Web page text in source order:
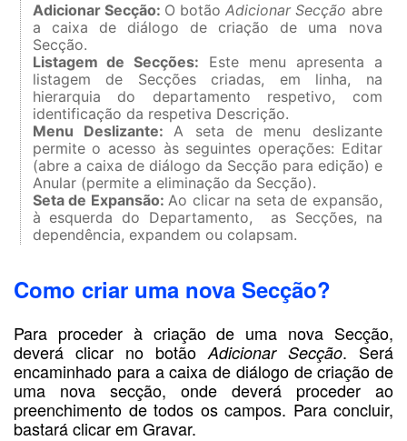
Adicionar Secção: O botãoAdicionar Secção abre
a caixa de diálogo de criação de uma nova
Secção.
Listagem de Secções: Este menu apresenta a
listagem de Secções criadas, em linha, na
hierarquia do departamento respetivo, com
identificação da respetiva Descrição.
Menu Deslizante:A seta de menu deslizante
permite o acesso às seguintes operações: Editar
(abre a caixa de diálogo da Secção para edição) e
Anular (permite a eliminação da Secção).
Seta de Expansão: Ao clicar na seta de expansão,
à esquerda do Departamento,
as Secções, na
dependência, expandem ou colapsam.
Como criar uma nova Secção?
Para proceder à criação de uma nova Secção,
deverá clicar no botão Adicionar Secção. Será
encaminhado para a caixa de diálogo de criação de
uma nova secção, onde deverá proceder ao
preenchimento de todos os campos. Para concluir,
bastará clicar em Gravar.